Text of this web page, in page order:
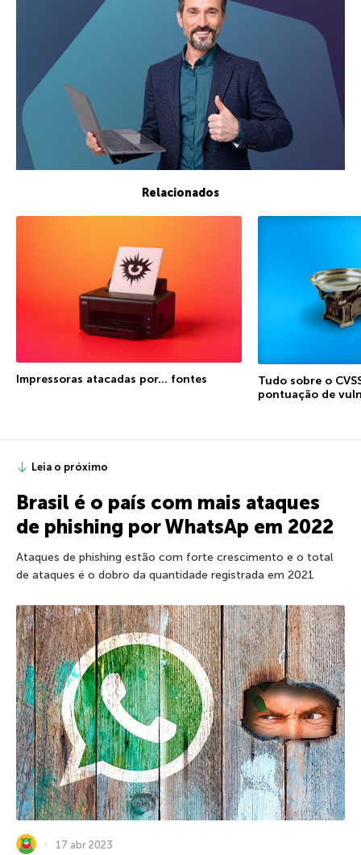
Relacionados
Impressoras atacadas por… fontes
Tudo sobre o
pontuação de
Leia o próximo
Brasil é o país com mais ataques
de phishing por WhatsAp em 2022
Ataques de phishing estão com forte crescimento e o total
de ataques é o dobro da quantidade registrada em 2021
17 abr 2023